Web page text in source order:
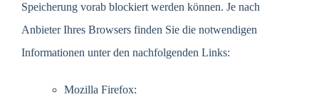
Speicherung vorab blockiert werden können. Je nach
Anbieter Ihres Browsers finden Sie die notwendigen
Informationen unter den nachfolgenden Links:
Mozilla Firefox: